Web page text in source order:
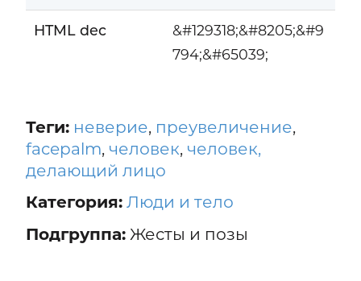
HTML dec
&#129318;&#8205;&#9
794;&#65039;
Теги: неверие, преувеличение,
facepalm, человек, человек,
делающий лицо
Категория: Люди и тело
Подгруппа:Жесты и позы